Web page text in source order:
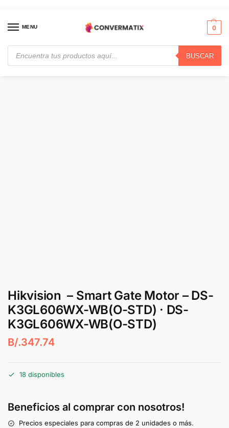
MENU
BUSCAR
0
Inicio / Control de Acceso / Accesorios Hikvision – Smart Gate Motor – DS-K3GL606WX-WB(O-STD) · DS-K3GL606WX-WB(O-STD)
Hikvision – Smart Gate Motor – DS-
K3GL606WX-WB(O-STD) · DS-
K3GL606WX-WB(O-STD)
B/.347.74
18 disponibles
Beneficios al comprar con nosotros!
Precios especiales para compras de 2 unidades o más.